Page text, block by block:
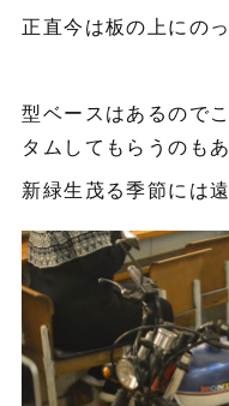
正直今は板の上にの
型ベースはあるので
タムしてもらうのも
新緑生茂る季節には